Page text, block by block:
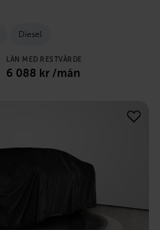
Diesel
LÅN MED RESTVÄRDE
6 088 kr /mån